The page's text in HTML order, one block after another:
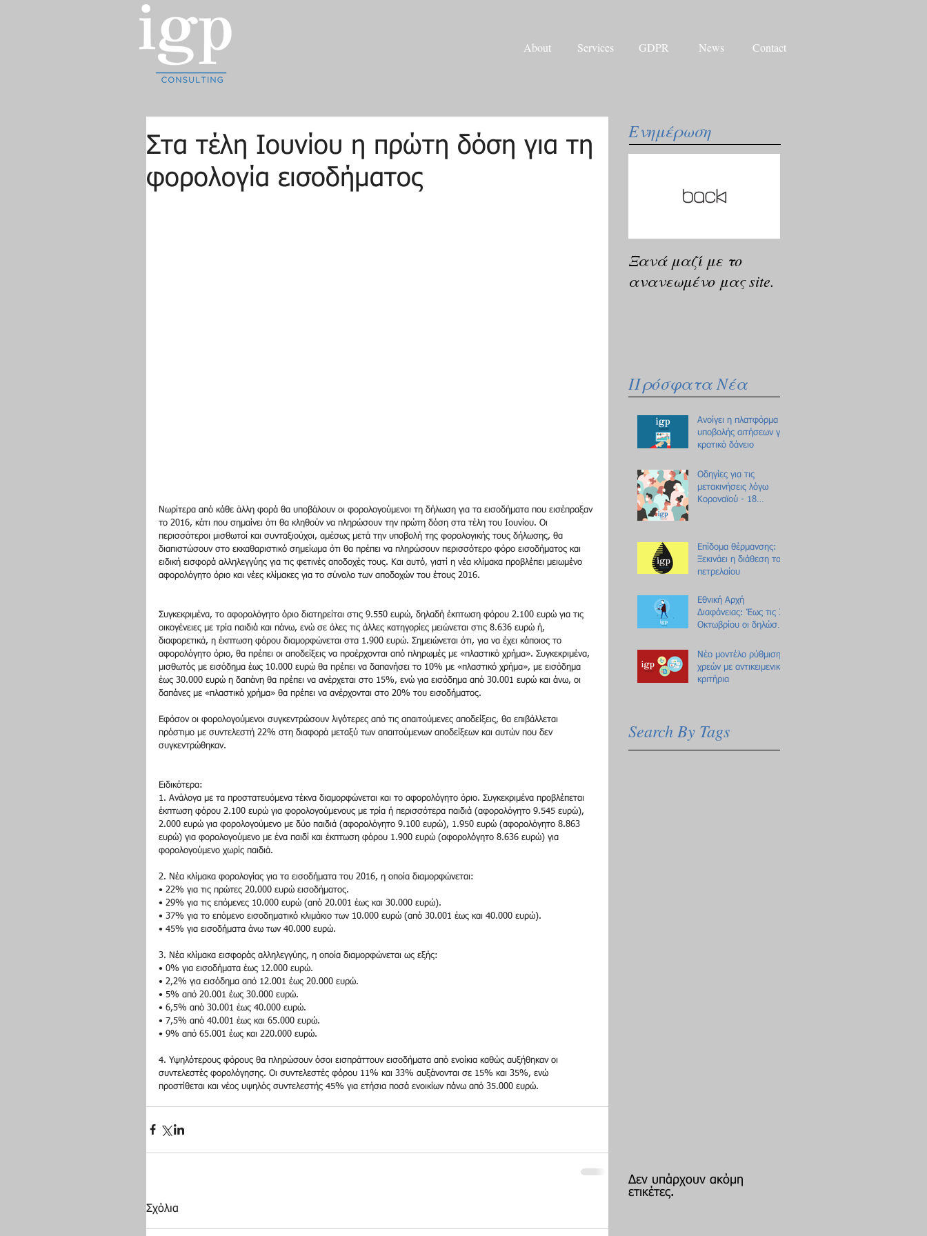
Στα τέλη Ιουνίου η πρώτη δόση για τη
φορολογία εισοδήματος
Νωρίτερα από κάθε άλλη φορά θα υποβάλουν οι φορολογούμενοι τη δήλωση για τα εισοδήματα που εισέπραξαν
το 2016, κάτι που σημαίνει ότι θα κληθούν να πληρώσουν την πρώτη δόση στα τέλη του Ιουνίου. Οι
περισσότεροι μισθωτοί και συνταξιούχοι, αμέσως μετά την υποβολή της φορολογικής τους δήλωσης, θα
διαπιστώσουν στο εκκαθαριστικό σημείωμα ότι θα πρέπει να πληρώσουν περισσότερο φόρο εισοδήματος και
ειδική εισφορά αλληλεγγύης για τις φετινές αποδοχές τους. Και αυτό, γιατί η νέα κλίμακα προβλέπει μειωμένο
αφορολόγητο όριο και νέες κλίμακες για το σύνολο των αποδοχών του έτους 2016.
Συγκεκριμένα, το αφορολόγητο όριο διατηρείται στις 9.550 ευρώ, δηλαδή έκπτωση φόρου 2.100 ευρώ για τις
οικογένειες με τρία παιδιά και πάνω, ενώ σε όλες τις άλλες κατηγορίες μειώνεται στις 8.636 ευρώ ή,
διαφορετικά, η έκπτωση φόρου διαμορφώνεται στα 1.900 ευρώ. Σημειώνεται ότι, για να έχει κάποιος το
αφορολόγητο όριο, θα πρέπει οι αποδείξεις να προέρχονται από πληρωμές με «πλαστικό χρήμα». Συγκεκριμένα,
μισθωτός με εισόδημα έως 10.000 ευρώ θα πρέπει να δαπανήσει το 10% με «πλαστικό χρήμα», με εισόδημα
έως 30.000 ευρώ η δαπάνη θα πρέπει να ανέρχεται στο 15%, ενώ για εισόδημα από 30.001 ευρώ και άνω, οι
δαπάνες με «πλαστικό χρήμα» θα πρέπει να ανέρχονται στο 20% του εισοδήματος.
Εφόσον οι φορολογούμενοι συγκεντρώσουν λιγότερες από τις απαιτούμενες αποδείξεις, θα επιβάλλεται
πρόστιμο με συντελεστή 22% στη διαφορά μεταξύ των απαιτούμενων αποδείξεων και αυτών που δεν
συγκεντρώθηκαν.
Ειδικότερα:
1. Ανάλογα με τα προστατευόμενα τέκνα διαμορφώνεται και το αφορολόγητο όριο. Συγκεκριμένα προβλέπεται
έκπτωση φόρου 2.100 ευρώ για φορολογούμενους με τρία ή περισσότερα παιδιά (αφορολόγητο 9.545 ευρώ),
2.000 ευρώ για φορολογούμενο με δύο παιδιά (αφορολόγητο 9.100 ευρώ), 1.950 ευρώ (αφορολόγητο 8.863
ευρώ) για φορολογούμενο με ένα παιδί και έκπτωση φόρου 1.900 ευρώ (αφορολόγητο 8.636 ευρώ) για
φορολογούμενο χωρίς παιδιά.
2. Νέα κλίμακα φορολογίας για τα εισοδήματα του 2016, η οποία διαμορφώνεται:
• 22% για τις πρώτες 20.000 ευρώ εισοδήματος.
• 29% για τις επόμενες 10.000 ευρώ (από 20.001 έως και 30.000 ευρώ).
• 37% για το επόμενο εισοδηματικό κλιμάκιο των 10.000 ευρώ (από 30.001 έως και 40.000 ευρώ).
• 45% για εισοδήματα άνω των 40.000 ευρώ.
3. Νέα κλίμακα εισφοράς αλληλεγγύης, η οποία διαμορφώνεται ως εξής:
• 0% για εισοδήματα έως 12.000 ευρώ.
• 2,2% για εισόδημα από 12.001 έως 20.000 ευρώ.
• 5% από 20.001 έως 30.000 ευρώ.
• 6,5% από 30.001 έως 40.000 ευρώ.
• 7,5% από 40.001 έως και 65.000 ευρώ.
• 9% από 65.001 έως και 220.000 ευρώ.
4. Υψηλότερους φόρους θα πληρώσουν όσοι εισπράττουν εισοδήματα από ενοίκια καθώς αυξήθηκαν οι
συντελεστές φορολόγησης. Οι συντελεστές φόρου 11% και 33% αυξάνονται σε 15% και 35%, ενώ
προστίθεται και νέος υψηλός συντελεστής 45% για ετήσια ποσά ενοικίων πάνω από 35.000 ευρώ.
Σχόλια
Ενημέρωση
Ξανά μαζί με το
ανανεωμένο μας site.
Πρόσφατα Νέα
Ανοίγει η πλατφόρμα
υποβολής αιτήσεων για
κρατικό δάνειο
Οδηγίες για τις
μετακινήσεις λόγω
Κοροναϊού - 18
Επίδομα θέρμανσης:
Ξεκινάει η διάθεση του
πετρελαίου
Εθνική Αρχή
Διαφάνειας: Έως τις 31
Οκτωβρίου οι δηλώσεις
Νέο μοντέλο ρύθμισης
χρεών με αντικειμενικά
κριτήρια
Search By Tags
Δεν υπάρχουν ακόμη
ετικέτες.
About Services GDPR News Contact